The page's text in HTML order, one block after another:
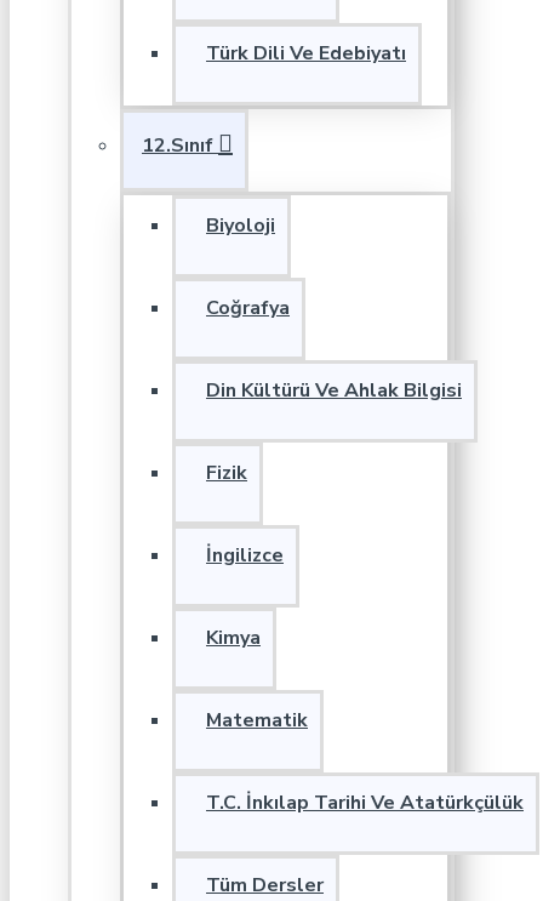
Türk Dili Ve Edebiyatı
12.Sınıf
Biyoloji
Coğrafya
Din Kültürü Ve Ahlak Bilgisi
Fizik
İngilizce
Kimya
Matematik
T.C. İnkılap Tarihi Ve Atatürkçülük
Tüm Dersler